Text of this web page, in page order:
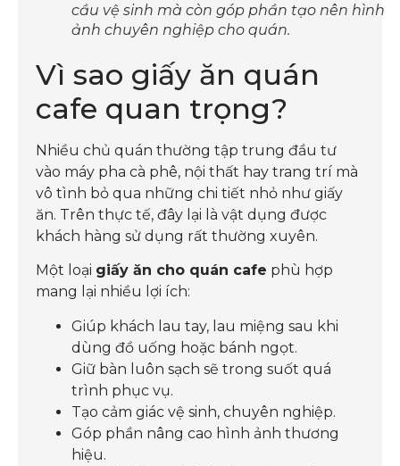
cầu vệ sinh mà còn góp phần tạo nên hình
ảnh chuyên nghiệp cho quán.
Vì sao giấy ăn quán
cafe quan trọng?
Nhiều chủ quán thường tập trung đầu tư
vào máy pha cà phê, nội thất hay trang trí mà
vô tình bỏ qua những chi tiết nhỏ như giấy
ăn. Trên thực tế, đây lại là vật dụng được
khách hàng sử dụng rất thường xuyên.
Một loại giấy ăn cho quán cafe phù hợp
mang lại nhiều lợi ích:
Giúp khách lau tay, lau miệng sau khi
dùng đồ uống hoặc bánh ngọt.
Giữ bàn luôn sạch sẽ trong suốt quá
trình phục vụ.
Tạo cảm giác vệ sinh, chuyên nghiệp.
Góp phần nâng cao hình ảnh thương
hiệu.